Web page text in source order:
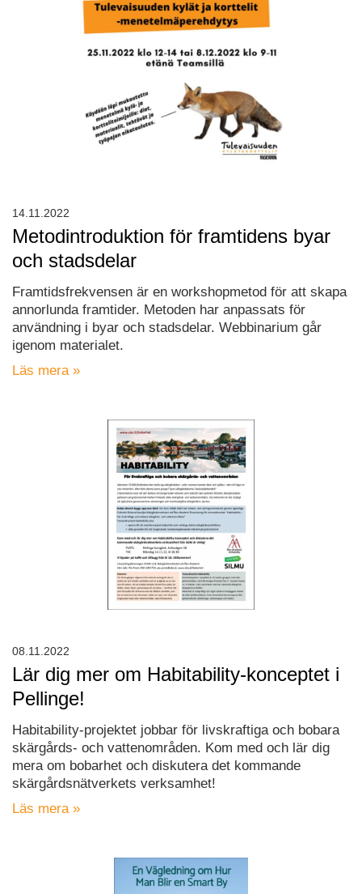
Metodintroduktion för framtidens byar
och stadsdelar
Framtidsfrekvensen är en workshopmetod för att skapa
annorlunda framtider. Metoden har anpassats för
användning i byar och stadsdelar. Webbinarium går
igenom materialet.
Läs mera »
14.11.2022
Lär dig mer om Habitability-konceptet i
Pellinge!
Habitability-projektet jobbar för livskraftiga och bobara
skärgårds- och vattenområden. Kom med och lär dig
mera om bobarhet och diskutera det kommande
skärgårdsnätverkets verksamhet!
Läs mera »
08.11.2022